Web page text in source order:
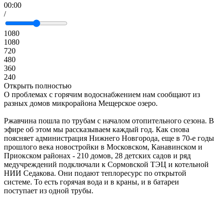
00:00
/
1080
1080
720
480
360
240
Открыть полностью
О проблемах с горячим водоснабжением нам сообщают из
разных домов микрорайона Мещерское озеро.
Ржавчина пошла по трубам с началом отопительного сезона. В
эфире об этом мы рассказываем каждый год. Как снова
поясняет администрация Нижнего Новгорода, еще в 70-е годы
прошлого века новостройки в Московском, Канавинском и
Приокском районах - 210 домов, 28 детских садов и ряд
медучреждений подключали к Сормовской ТЭЦ и котельной
НИИ Седакова. Они подают теплоресурс по открытой
системе. То есть горячая вода и в краны, и в батареи
поступает из одной трубы.